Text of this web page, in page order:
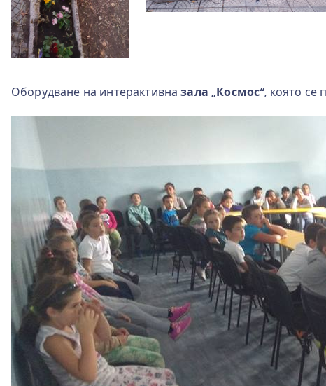
Оборудване на интерактивназала „Космос“, която се